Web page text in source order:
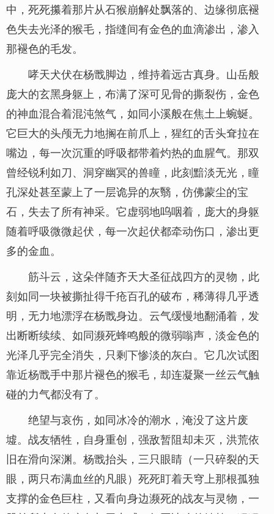
中，死死攥着那片从石猴崩解处飘落的、边缘彻底褪
色失去光泽的猴毛，指缝间有金色的血滴渗出，渗入
那褪色的毛发。
哮天犬伏在杨戬脚边，维持着远古真身。山岳般
庞大的玄黑身躯上，布满了深可见骨的撕裂伤，金色
的神血混合着混沌煞气，如同小溪般在焦土上蜿蜒。
它巨大的头颅无力地搁在前爪上，猩红的舌头耷拉在
嘴边，每一次沉重的呼吸都带着灼热的血腥气。那双
曾经锐利如刀、洞穿幽冥的兽瞳，此刻黯淡无光，瞳
孔深处甚至蒙上了一层诡异的灰翳，仿佛蒙尘的宝
石，失去了所有神采。它虚弱地呜咽着，庞大的身躯
随着呼吸微微起伏，每一次起伏都牵动伤口，渗出更
多的金血。
筋斗云，这朵伴随齐天大圣征战四方的灵物，此
刻如同一块被撕扯得千疮百孔的破布，稀薄得几乎透
明，无力地漂浮在杨戬身边。云气缓慢地翻涌着，发
出断断续续、如同濒死蜂鸣般的微弱嗡声，淡金色的
光泽几乎完全消失，只剩下惨淡的灰白。它几次试图
靠近杨戬手中那片褪色的猴毛，却连凝聚一丝云气触
碰的力气都没有了。
绝望与哀伤，如同冰冷的潮水，淹没了这片废
墟。战友牺牲，自身重创，强敌暂阻却未灭，洪荒依
旧在滑向深渊。杨戬抬头，三只眼睛（一只碎裂的天
眼，两只布满血丝的凡眼）死死盯着天穹上那根孤独
支撑的金色巨柱，又看向身边濒死的战友与灵物，一